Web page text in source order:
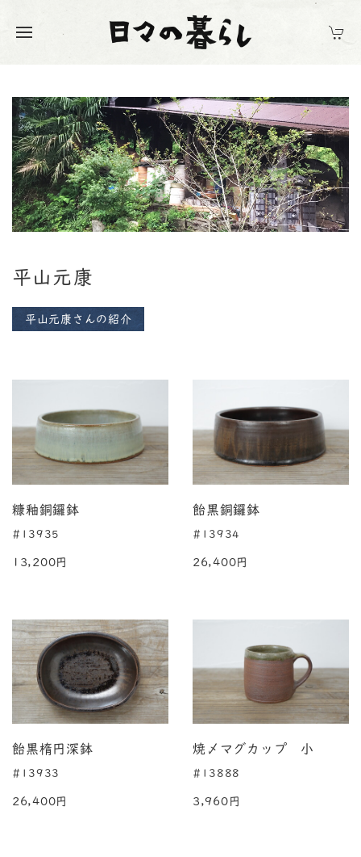
平山元康
平山元康さんの紹介
糠釉銅鑼鉢
#13935
13,200円
飴黒銅鑼鉢
#13934
26,400円
飴黒楕円深鉢
#13933
26,400円
焼〆マグカップ 小
#13888
3,960円